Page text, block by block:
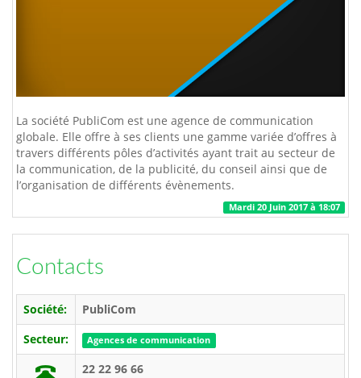
La société PubliCom est une agence de communication
globale. Elle offre à ses clients une gamme variée d’offres à
travers différents pôles d’activités ayant trait au secteur de
la communication, de la publicité, du conseil ainsi que de
l’organisation de différents évènements.
Mardi 20 Juin 2017 à 18:07
Contacts
Société:
PubliCom
Secteur:
Agences de communication
22 22 96 66